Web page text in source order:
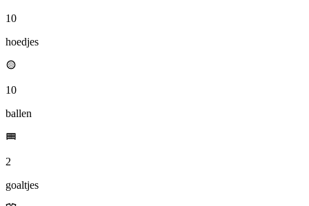
10
hoedjes
10
ballen
2
goaltjes